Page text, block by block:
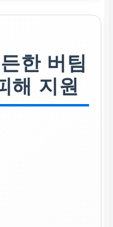
한 버팀
해 지원